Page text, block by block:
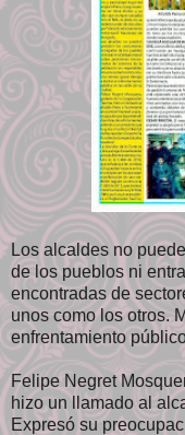
Los alcaldes no
de los pueblos ni
encontradas de
unos como los otros.
enfrentamiento
Felipe Negret
hizo un llamado al
Expresó su